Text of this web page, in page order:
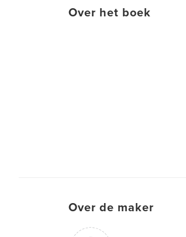
Over het boek
Over de maker